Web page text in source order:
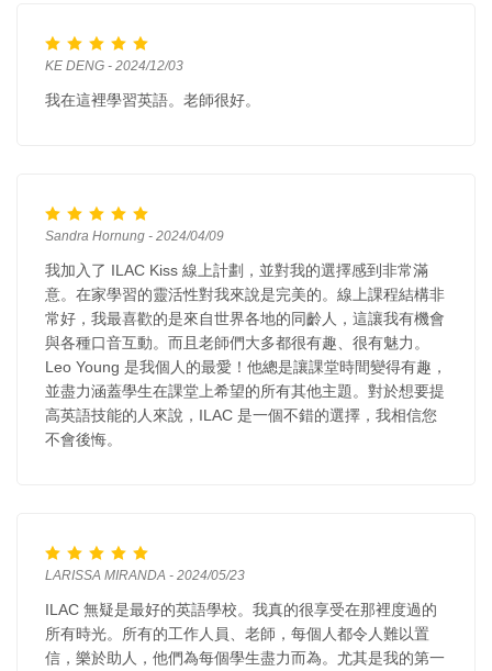
KE DENG - 2024/12/03
我在這裡學習英語。老師很好。
Sandra Hornung - 2024/04/09
我加入了 ILAC Kiss 線上計劃，並對我的選擇感到非常滿
意。在家學習的靈活性對我來說是完美的。線上課程結構非
常好，我最喜歡的是來自世界各地的同齡人，這讓我有機會
與各種口音互動。而且老師們大多都很有趣、很有魅力。
Leo Young 是我個人的最愛！他總是讓課堂時間變得有趣，
並盡力涵蓋學生在課堂上希望的所有其他主題。對於想要提
高英語技能的人來說，ILAC 是一個不錯的選擇，我相信您
不會後悔。
LARISSA MIRANDA - 2024/05/23
ILAC 無疑是最好的英語學校。我真的很享受在那裡度過的
所有時光。所有的工作人員、老師，每個人都令人難以置
信，樂於助人，他們為每個學生盡力而為。尤其是我的第一